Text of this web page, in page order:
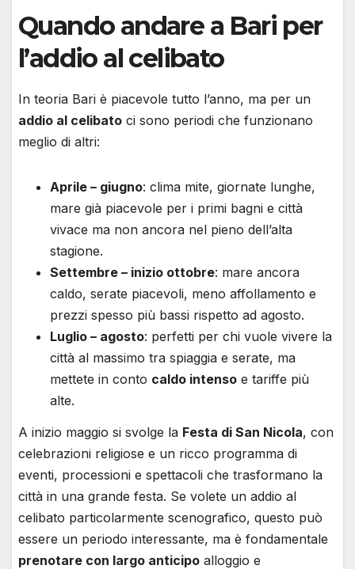
Quando andare a Bari per
l’addio al celibato
In teoria Bari è piacevole tutto l’anno, ma per un
addio al celibato ci sono periodi che funzionano
meglio di altri:
Aprile – giugno: clima mite, giornate lunghe,
mare già piacevole per i primi bagni e città
vivace ma non ancora nel pieno dell’alta
stagione.
Settembre – inizio ottobre: mare ancora
caldo, serate piacevoli, meno affollamento e
prezzi spesso più bassi rispetto ad agosto.
Luglio – agosto: perfetti per chi vuole vivere la
città al massimo tra spiaggia e serate, ma
mettete in conto caldo intenso e tariffe più
alte.
A inizio maggio si svolge la Festa di San Nicola, con
celebrazioni religiose e un ricco programma di
eventi, processioni e spettacoli che trasformano la
città in una grande festa. Se volete un addio al
celibato particolarmente scenografico, questo può
essere un periodo interessante, ma è fondamentale
prenotare con largo anticipo alloggio e